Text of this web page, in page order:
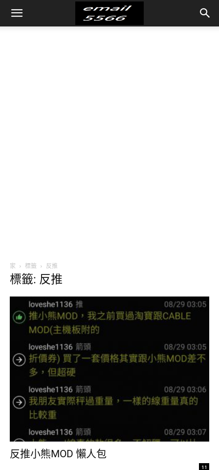
家 標籤 反推
標籤: 反推
反推小熊MOD 懶人包
11